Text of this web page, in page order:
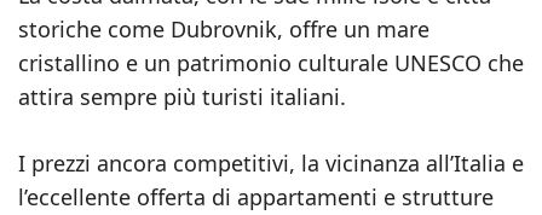
storiche come Dubrovnik, offre un mare
cristallino e un patrimonio culturale UNESCO che
attira sempre più turisti italiani.
I prezzi ancora competitivi, la vicinanza all’Italia e
l’eccellente offerta di appartamenti e strutture